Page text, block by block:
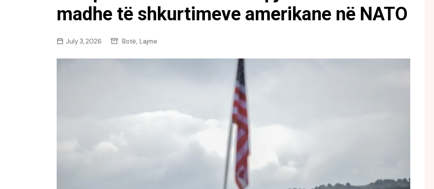
SHQIPËRI
BOTË
EKONOMIKS
RECETA E DITES
madhe të shkurtimeve amerikane në NATO
July 3, 2026 Botë, Lajme